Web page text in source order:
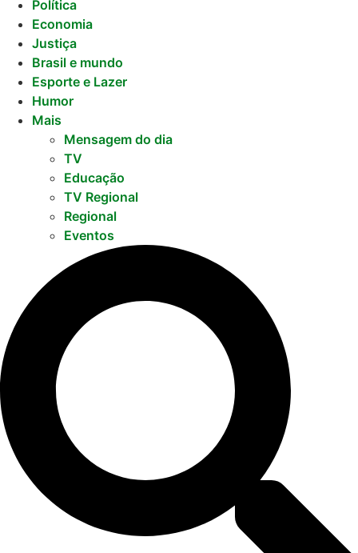
Política
Economia
Justiça
Brasil e mundo
Esporte e Lazer
Humor
Mais
Mensagem do dia
TV
Educação
TV Regional
Regional
Eventos